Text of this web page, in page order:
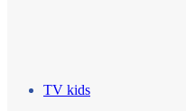
TV kids